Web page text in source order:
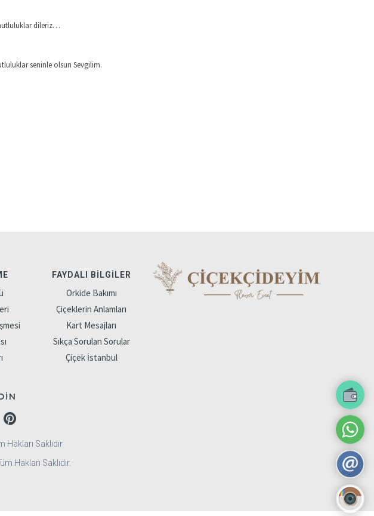
dileriz…
seninle olsun Sevgilim.
FAYDALI BILGILER
Orkide Bakımı
Çiçeklerin Anlamları
Kart Mesajları
Sıkça Sorulan Sorular
Çiçek İstanbul
Saklıdır
Hakları Saklıdır.